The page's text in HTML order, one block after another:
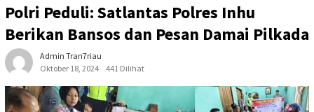
Polri Peduli: Satlantas Polres Inhu
Berikan Bansos dan Pesan Damai Pilkada
Admin Tran7riau
Oktober 18, 2024
441 Dilihat